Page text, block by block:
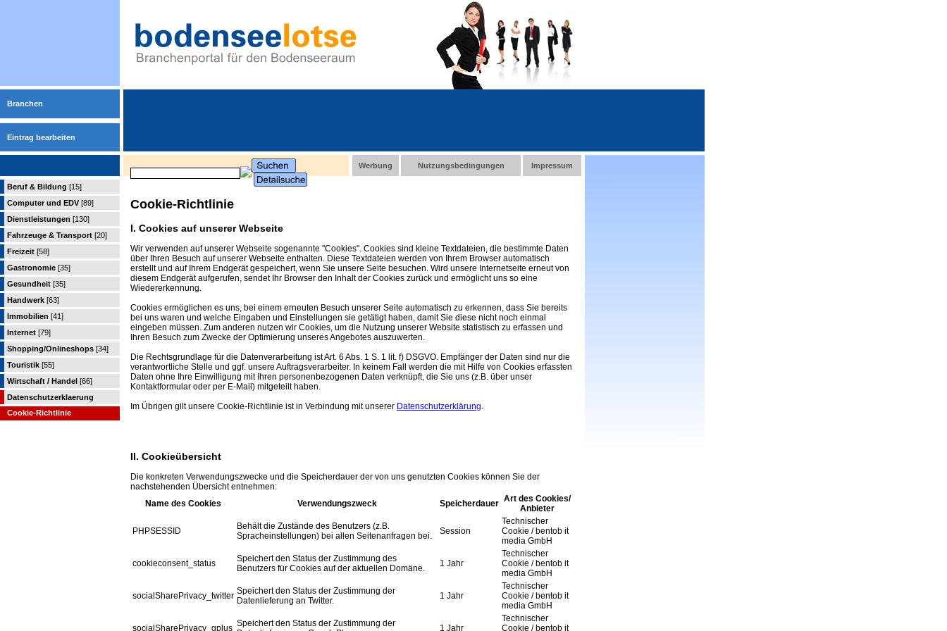
Branchen
Eintrag bearbeiten
Werbung Nutzungsbedingungen Impressum
Beruf & Bildung [15]
Computer und EDV [89]
Dienstleistungen [130]
Fahrzeuge & Transport [20]
Freizeit [58]
Gastronomie [35]
Gesundheit [35]
Handwerk [63]
Immobilien [41]
Internet [79]
Shopping/Onlineshops [34]
Touristik [55]
Wirtschaft / Handel [66]
Datenschutzerklaerung
Cookie-Richtlinie
Cookie-Richtlinie
I. Cookies auf unserer Webseite
Wir verwenden auf unserer Webseite sogenannte "Cookies". Cookies sind kleine Textdateien, die bestimmte Daten
über Ihren Besuch auf unserer Webseite enthalten. Diese Textdateien werden von Ihrem Browser automatisch
erstellt und auf Ihrem Endgerät gespeichert, wenn Sie unsere Seite besuchen. Wird unsere Internetseite erneut von
diesem Endgerät aufgerufen, sendet Ihr Browser den Inhalt der Cookies zurück und ermöglicht uns so eine
Wiedererkennung.
Cookies ermöglichen es uns, bei einem erneuten Besuch unserer Seite automatisch zu erkennen, dass Sie bereits
bei uns waren und welche Eingaben und Einstellungen sie getätigt haben, damit Sie diese nicht noch einmal
eingeben müssen. Zum anderen nutzen wir Cookies, um die Nutzung unserer Website statistisch zu erfassen und
Ihren Besuch zum Zwecke der Optimierung unseres Angebotes auszuwerten.
Die Rechtsgrundlage für die Datenverarbeitung ist Art. 6 Abs. 1 S. 1 lit. f) DSGVO. Empfänger der Daten sind nur die
verantwortliche Stelle und ggf. unsere Auftragsverarbeiter. In keinem Fall werden die mit Hilfe von Cookies erfassten
Daten ohne Ihre Einwilligung mit Ihren personenbezogenen Daten verknüpft, die Sie uns (z.B. über unser
Kontaktformular oder per E-Mail) mitgeteilt haben.
Im Übrigen gilt unsere Cookie-Richtlinie ist in Verbindung mit unserer Datenschutzerklärung.
II. Cookieübersicht
Die konkreten Verwendungszwecke und die Speicherdauer der von uns genutzten Cookies können Sie der
nachstehenden Übersicht entnehmen:
Name des Cookies
Verwendungszweck Speicherdauer Art des Cookies/
Anbieter
PHPSESSID
Behält die Zustände des Benutzers (z.B.
Spracheinstellungen) bei allen Seitenanfragen bei.
Session
Technischer
Cookie / bentob it
media GmbH
cookieconsent_status
Speichert den Status der Zustimmung des
Benutzers für Cookies auf der aktuellen Domäne.
1 Jahr
Technischer
Cookie / bentob it
media GmbH
socialSharePrivacy_twitter Speichert den Status der Zustimmung der
Datenlieferung an Twitter.
1 Jahr
Technischer
Cookie / bentob it
media GmbH
socialSharePrivacy_gplus Speichert den Status der Zustimmung der
1 Jahr
Technischer
Cookie / bentob it